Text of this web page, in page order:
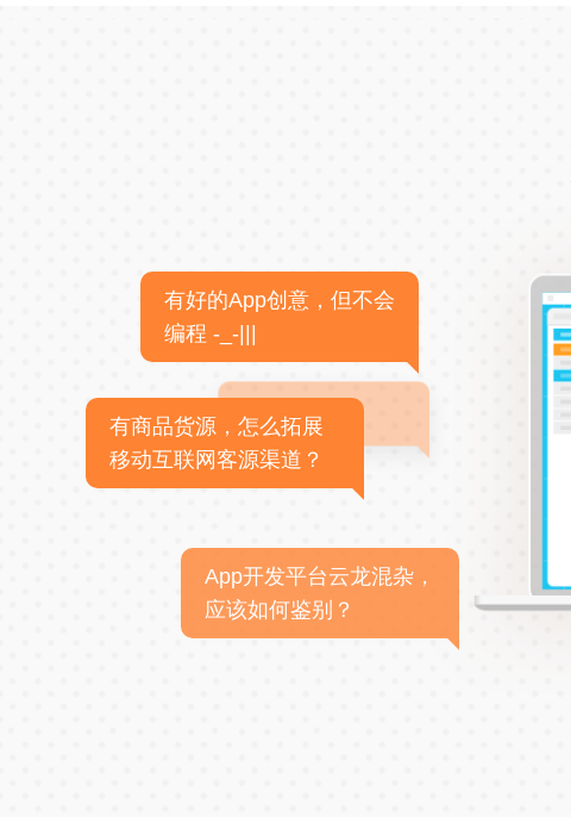
有好的App创意，但不会
编程 -_-|||
有商品货源，怎么拓展
移动互联网客源渠道？
App开发平台云龙混杂，
应该如何鉴别？